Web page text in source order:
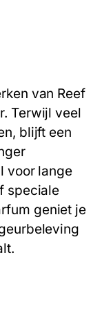
van Reef
Terwijl veel
blijft een
voor lange
speciale
geniet je